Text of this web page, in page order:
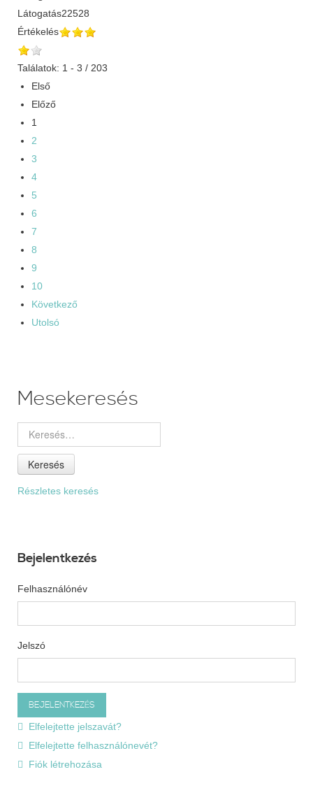
Látogatás22528
Értékelés
Találatok: 1 - 3 / 203
Első
Előző
1
2
3
4
5
6
7
8
9
10
Következő
Utolsó
Mesekeresés
Keresés
Részletes keresés
Bejelentkezés
Felhasználónév
Jelszó
Elfelejtette jelszavát?
Elfelejtette felhasználónevét?
Fiók létrehozása